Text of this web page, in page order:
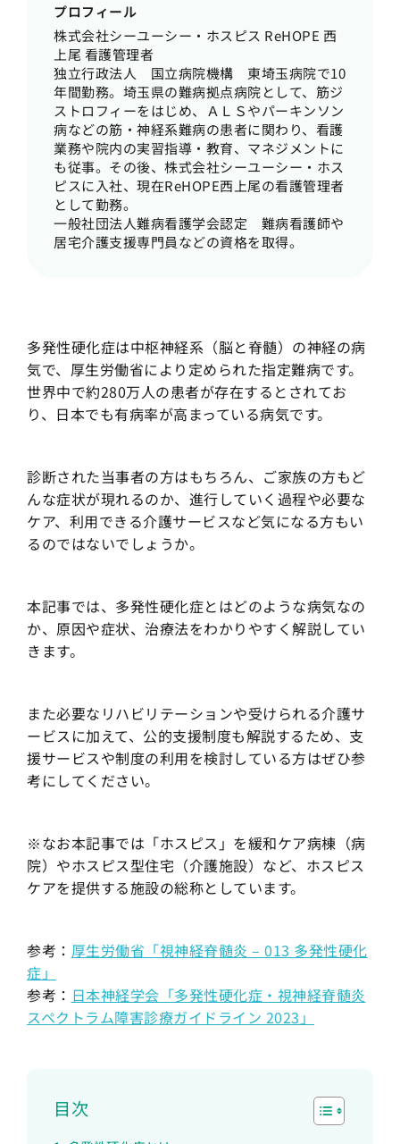
プロフィール
株式会社シーユーシー・ホスピス ReHOPE 西
上尾 看護管理者
独立行政法人 国立病院機構 東埼玉病院で10
年間勤務。埼玉県の難病拠点病院として、筋ジ
ストロフィーをはじめ、ＡＬＳやパーキンソン
病などの筋・神経系難病の患者に関わり、看護
業務や院内の実習指導・教育、マネジメントに
も従事。その後、株式会社シーユーシー・ホス
ピスに入社、現在ReHOPE西上尾の看護管理者
として勤務。
一般社団法人難病看護学会認定 難病看護師や
居宅介護支援専門員などの資格を取得。
多発性硬化症は中枢神経系（脳と脊髄）の神経の病
気で、厚生労働省により定められた指定難病です。
世界中で約280万人の患者が存在するとされてお
り、日本でも有病率が高まっている病気です。
診断された当事者の方はもちろん、ご家族の方もど
んな症状が現れるのか、進行していく過程や必要な
ケア、利用できる介護サービスなど気になる方もい
るのではないでしょうか。
本記事では、多発性硬化症とはどのような病気なの
か、原因や症状、治療法をわかりやすく解説してい
きます。
また必要なリハビリテーションや受けられる介護サ
ービスに加えて、公的支援制度も解説するため、支
援サービスや制度の利用を検討している方はぜひ参
考にしてください。
※なお本記事では「ホスピス」を緩和ケア病棟（病
院）やホスピス型住宅（介護施設）など、ホスピス
ケアを提供する施設の総称としています。
参考： 厚生労働省「視神経脊髄炎 – 013 多発性硬化
症」
参考： 日本神経学会「多発性硬化症・視神経脊髄炎
スペクトラム障害診療ガイドライン 2023」
目次